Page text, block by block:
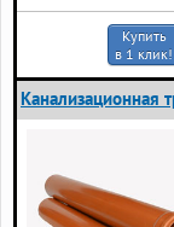
Купить
в 1 клик!